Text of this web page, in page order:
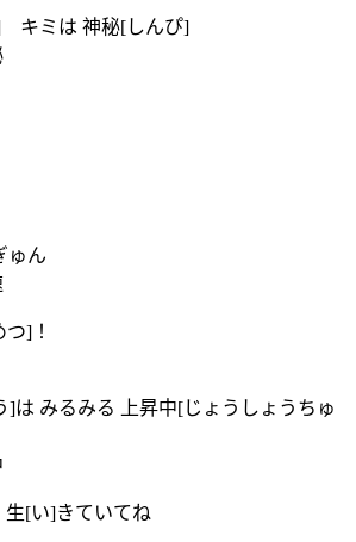
キミは 神秘[しんぴ]
ゅん
]！
]は みるみる 上昇中[じょうしょうちゅ
生[い]きていてね